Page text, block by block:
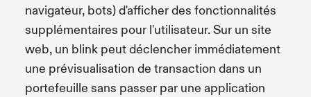
navigateur, bots) d'afficher des fonctionnalités
supplémentaires pour l'utilisateur. Sur un site
web, un blink peut déclencher immédiatement
une prévisualisation de transaction dans un
portefeuille sans passer par une application